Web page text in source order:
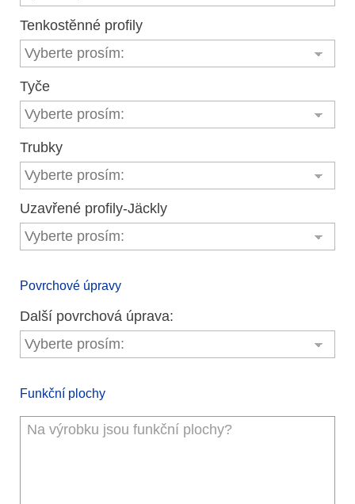
Tenkostĕnné profily
Tyče
Trubky
Uzavřené profily-Jäckly
Povrchové úpravy
Další povrchová úprava:
Funkční plochy